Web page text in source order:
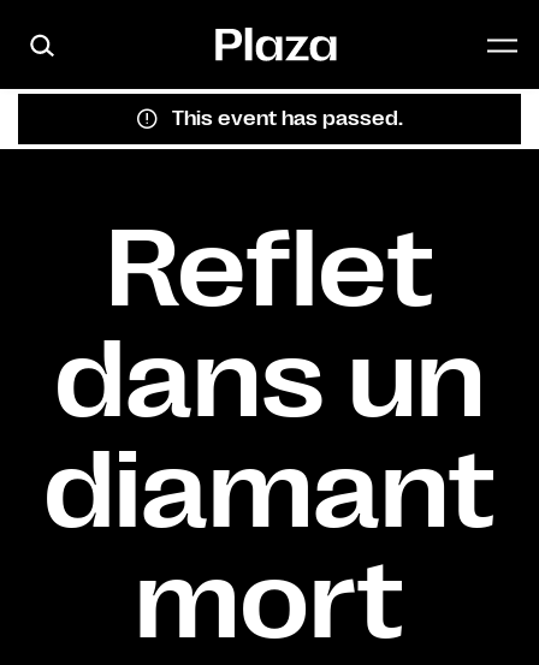
This event has passed.
Reflet
dans un
diamant
mort